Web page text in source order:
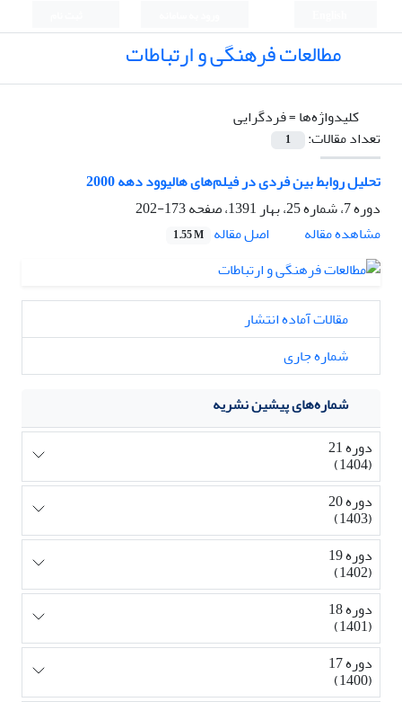
مطالعات فرهنگی و ارتباطات
کلیدواژه‌ها =فردگرایی
تعداد مقالات:
1
تحلیل روابط بین فردی در فیلم‌های هالیوود دهه 2000
دوره 7، شماره 25، بهار 1391، صفحه
173-202
مشاهده مقاله
اصل مقاله 1.55 M
مقالات آماده انتشار
شماره جاری
شماره‌های پیشین نشریه
دوره 21
(1404)
دوره 20
(1403)
دوره 19
(1402)
دوره 18
(1401)
دوره 17
(1400)